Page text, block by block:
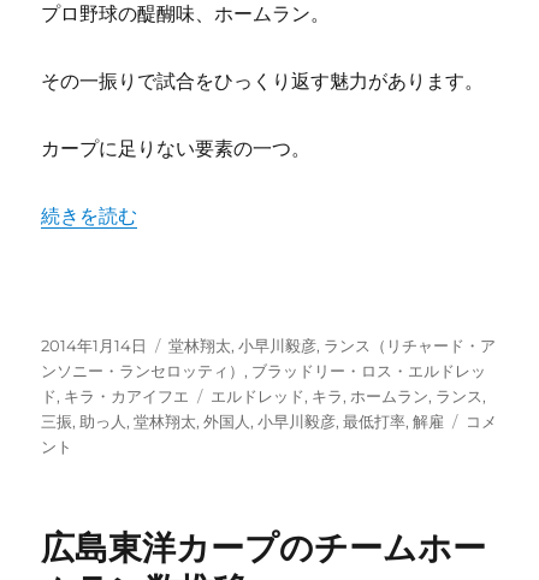
人
は
く
せ
て
く
れ！
プロ野球の醍醐味、ホームラン。
その一振りで試合をひっくり返す魅力があります。
カープに足りない要素の一つ。
“ホームランか三振ランス、華があり夢がある!?” の
続きを読む
投
稿
日:
2014年1月14日
カ
テ
ゴ
リ
堂林翔太,小早川毅彦, ランス（リチャード・ア
ンソニー・ランセロッティ） , ブラッドリー・ロス・エルドレッ
ド, キラ・カアイフエ
タ
グ
エルドレッド, キラ, ホームラン, ランス,
三振, 助っ人 ,堂林翔太,外国人 ,小早川毅彦,最低打率,解雇
ホ
か
コメ
ント
広島東洋カープのチームホー